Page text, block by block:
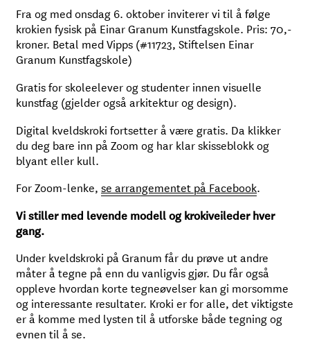
Fra og med onsdag 6. oktober inviterer vi til å følge
krokien fysisk på Einar Granum Kunstfagskole. Pris: 70,-
kroner. Betal med Vipps (#11723, Stiftelsen Einar
Granum Kunstfagskole)
Gratis for skoleelever og studenter innen visuelle
kunstfag (gjelder også arkitektur og design).
Digital kveldskroki fortsetter å være gratis. Da klikker
du deg bare inn på Zoom og har klar skisseblokk og
blyant eller kull.
For Zoom-lenke,se arrangementet på Facebook.
Vi stiller med levende modell og krokiveileder hver
gang.
Under kveldskroki på Granum får du prøve ut andre
måter å tegne på enn du vanligvis gjør. Du får også
oppleve hvordan korte tegneøvelser kan gi morsomme
og interessante resultater. Kroki er for alle, det viktigste
er å komme med lysten til å utforske både tegning og
evnen til å se.